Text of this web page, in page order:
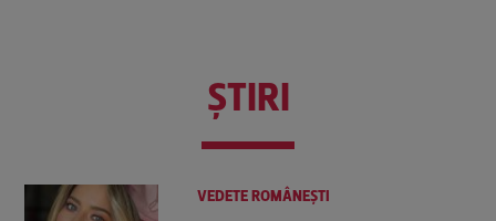
ŞTIRI
VEDETE ROMÂNEŞTI